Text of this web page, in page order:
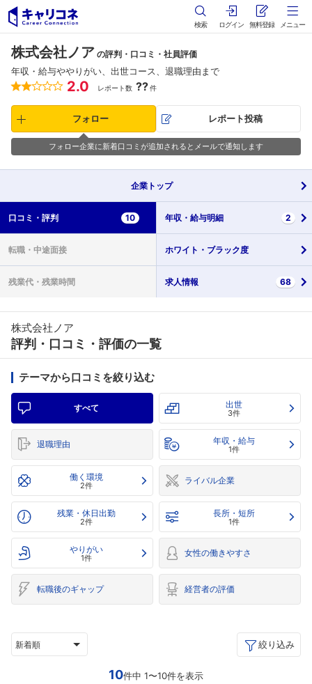
検索 ログイン 無料登録 メニュー
株式会社ノア の評判・口コミ・社員評価
年収・給与ややりがい、出世コース、退職理由まで
2.0 レポート数 ??件
フォロー レポート投稿
フォロー企業に新着口コミが追加されるとメールで通知します
企業 トップ
口コミ・ 評判 10 年収・ 給与明細 2
転職・ 中途面接 ホワイト・ ブラック度
残業代・ 残業時間 求人情報 68
株式会社ノア
評判・口コミ・評価の一覧
テーマから口コミを絞り込む
すべて 出世
3件
退職理由 年収・給与
1件
働く環境
2件 ライバル企業
残業・休日出勤
2件
長所・短所
1件
やりがい
1件 女性の働きやすさ
転職後のギャップ 経営者の評価
新着順 絞り込み
10件中 1〜10件を表示